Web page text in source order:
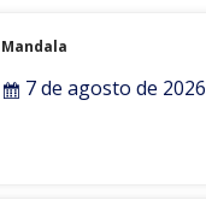
Mandala
7 de agosto de 2026